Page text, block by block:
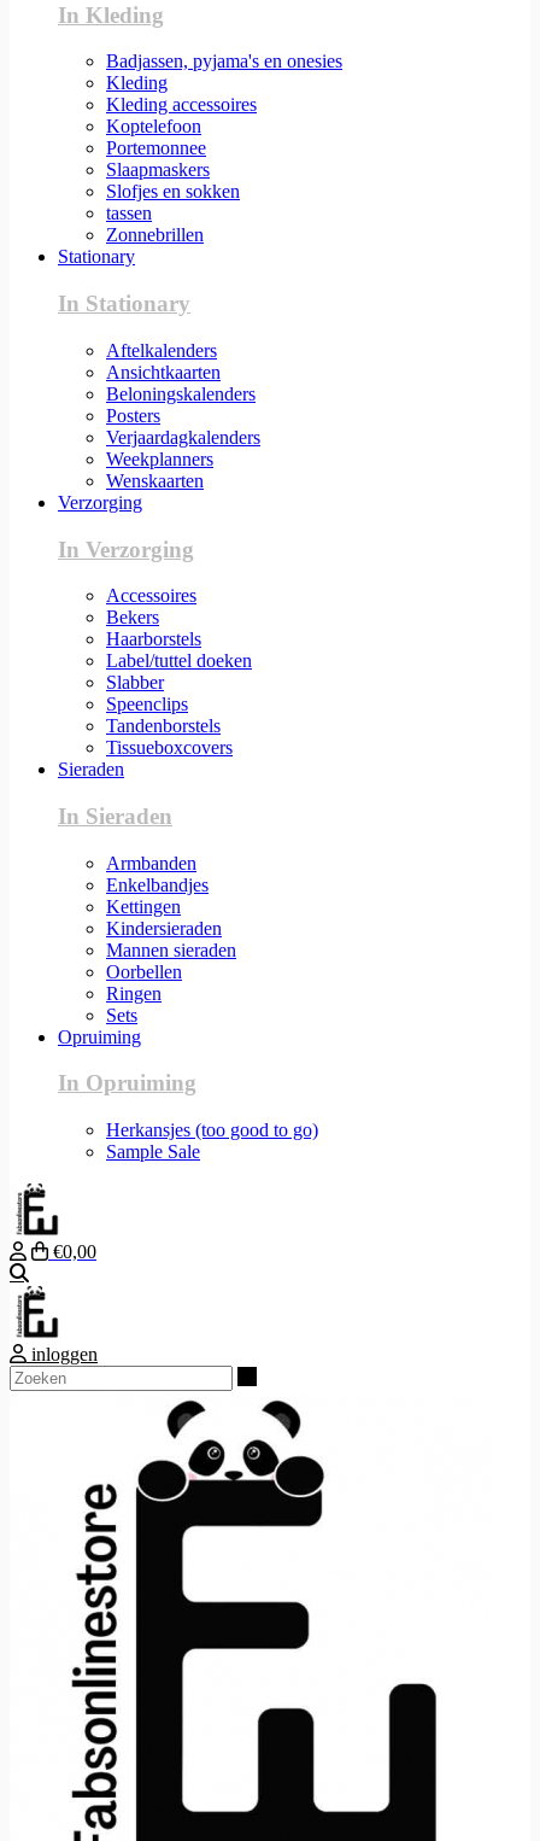
In Kleding
Badjassen, pyjama's en onesies
Kleding
Kleding accessoires
Koptelefoon
Portemonnee
Slaapmaskers
Slofjes en sokken
tassen
Zonnebrillen
Stationary
In Stationary
Aftelkalenders
Ansichtkaarten
Beloningskalenders
Posters
Verjaardagkalenders
Weekplanners
Wenskaarten
Verzorging
In Verzorging
Accessoires
Bekers
Haarborstels
Label/tuttel doeken
Slabber
Speenclips
Tandenborstels
Tissueboxcovers
Sieraden
In Sieraden
Armbanden
Enkelbandjes
Kettingen
Kindersieraden
Mannen sieraden
Oorbellen
Ringen
Sets
Opruiming
In Opruiming
Herkansjes (too good to go)
Sample Sale
€0,00
inloggen